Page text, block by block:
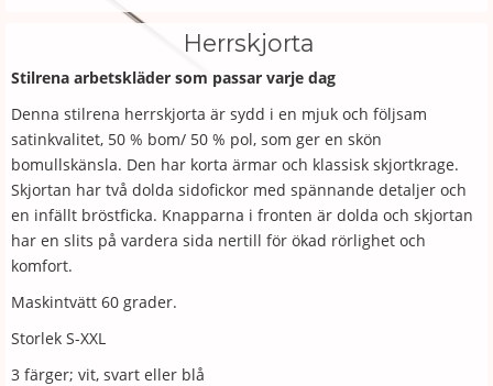
Herrskjorta
Stilrena arbetskläder som passar varje dag
Denna stilrena herrskjorta är sydd i en mjuk och följsam
satinkvalitet, 50 % bom/ 50 % pol, som ger en skön
bomullskänsla. Den har korta ärmar och klassisk skjortkrage.
Skjortan har två dolda sidofickor med spännande detaljer och
en infällt bröstficka. Knapparna i fronten är dolda och skjortan
har en slits på vardera sida nertill för ökad rörlighet och
komfort.
Maskintvätt 60 grader.
Storlek S-XXL
3 färger; vit, svart eller blå